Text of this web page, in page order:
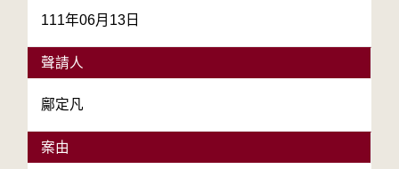
111年06月13日
聲請人
鄺定凡
案由